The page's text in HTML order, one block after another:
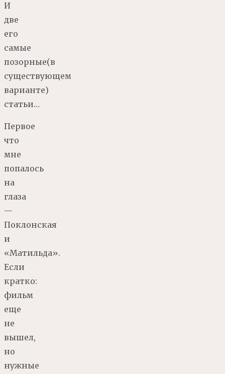
И
две
его
самые
позорные(в
существующем
варианте)
статьи…
Первое
что
мне
попалось
на
глаза
—
Поклонская
и
«Матильда».
Если
кратко:
фильм
еще
не
вышел,
но
нужные